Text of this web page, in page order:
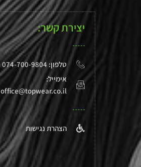
יצירת קשר:
טלפון: 074-700-9804
אימייל:
office@topwear.co.il
הצהרת נגישות